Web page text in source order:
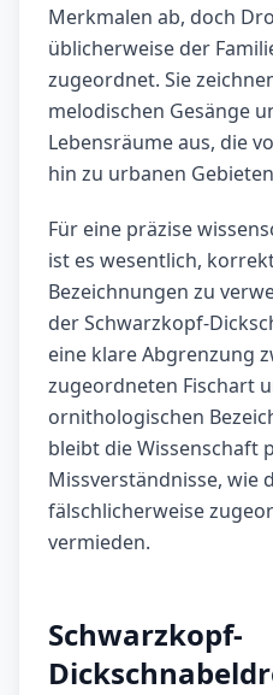
Merkmalen ab, doch
üblicherweise der
zugeordnet. Sie
melodischen Gesänge
Lebensräume aus, die
hin zu urbanen
Für eine präzise
ist es wesentlich,
Bezeichnungen zu
der Schwarzkopf-
eine klare Abgrenzung
zugeordneten Fischart
ornithologischen
bleibt die Wissenschaft
Missverständnisse, wie
fälschlicherweise
vermieden.
Schwarzkopf-